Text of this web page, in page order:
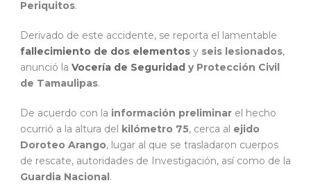
Periquitos.
Derivado de este accidente, se reporta el lamentable
fallecimiento de dos elementos y seis lesionados,
anunció la Vocería de Seguridad y Protección Civil
de Tamaulipas.
De acuerdo con la información preliminar el hecho
ocurrió a la altura del kilómetro 75, cerca al ejido
Doroteo Arango, lugar al que se trasladaron cuerpos
de rescate, autoridades de Investigación, así como de la
Guardia Nacional.